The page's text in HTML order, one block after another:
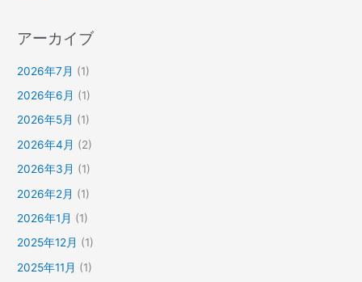
アーカイブ
2026年7月 (1)
2026年6月 (1)
2026年5月 (1)
2026年4月 (2)
2026年3月 (1)
2026年2月 (1)
2026年1月 (1)
2025年12月 (1)
2025年11月 (1)